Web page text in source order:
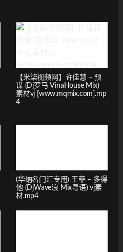
【米柒视频网】许佳慧 – 预
谋 (Dj罗马 VinaHouse Mix)
素材vj [www.mqmix.com].mp
4
(华纳名门汇专用) 王菲 – 多得
他 (DjWave浪 Mix粤语) vj素
材.mp4